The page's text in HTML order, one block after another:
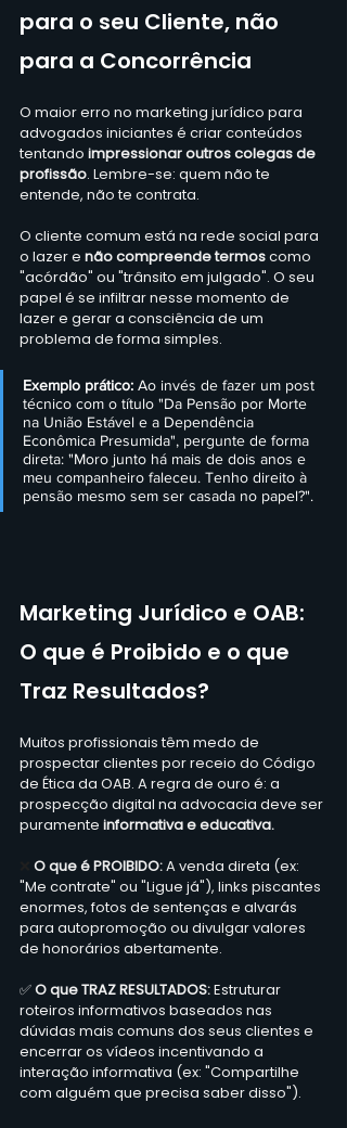
para o seu Cliente, não
para a Concorrência
O maior erro no marketing jurídico para
advogados iniciantes é criar conteúdos
tentando impressionar outros colegas de
profissão. Lembre-se: quem não te
entende, não te contrata.
O cliente comum está na rede social para
o lazer e não compreende termos como
"acórdão" ou "trânsito em julgado". O seu
papel é se infiltrar nesse momento de
lazer e gerar a consciência de um
problema de forma simples.
Exemplo prático: Ao invés de fazer um post
técnico com o título "Da Pensão por Morte
na União Estável e a Dependência
Econômica Presumida", pergunte de forma
direta: "Moro junto há mais de dois anos e
meu companheiro faleceu. Tenho direito à
pensão mesmo sem ser casada no papel?".
Marketing Jurídico e OAB:
O que é Proibido e o que
Traz Resultados?
Muitos profissionais têm medo de
prospectar clientes por receio do Código
de Ética da OAB. A regra de ouro é: a
prospecção digital na advocacia deve ser
puramente informativa e educativa.
O que é PROIBIDO: A venda direta (ex:
"Me contrate" ou "Ligue já"), links piscantes
enormes, fotos de sentenças e alvarás
para autopromoção ou divulgar valores
de honorários abertamente.
✅ O que TRAZ RESULTADOS: Estruturar
roteiros informativos baseados nas
dúvidas mais comuns dos seus clientes e
encerrar os vídeos incentivando a
interação informativa (ex: "Compartilhe
com alguém que precisa saber disso").